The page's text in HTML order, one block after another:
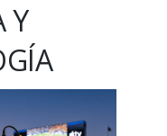
Y